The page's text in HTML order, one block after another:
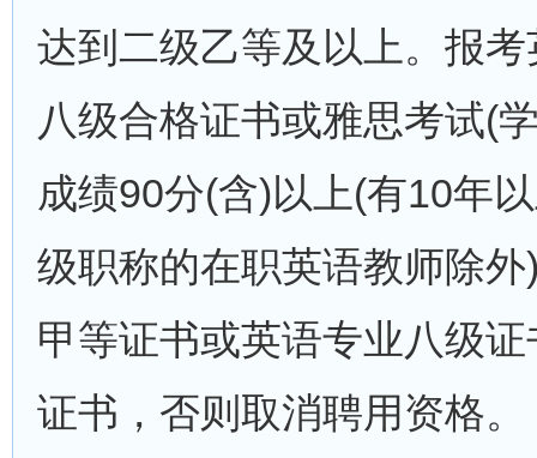
达到二级乙等及以上。报
八级合格证书或雅思考试(
成绩90分(含)以上(有10年
级职称的在职英语教师除
甲等证书或英语专业八级
证书，否则取消聘用资格。